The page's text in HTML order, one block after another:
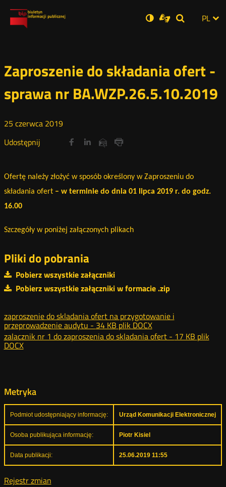
Ustawienia
Wersja
zwykła
Dla
niesłyszących
Otwórz Otwórz
Otwórz
Social PL
Zaproszenie do składania ofert -
sprawa nr BA.WZP.26.5.10.2019
25 czerwca 2019
Udostępnij
Udostępnij
Otwórz Udostępnij
na
OtwórzUdostępnij
na
OtwórzUdostępnij
przez
Ofertę należy złożyć w sposób określony w Zaproszeniu do
składania ofert– w terminie do dnia 01 lipca 2019 r. do godz.
16.00
Szczegóły w poniżej załączonych plikach
Pliki do pobrania
Pobierz wszystkie załączniki
Pobierz wszystkie załączniki w formacie .zip
zaproszenie do skladania ofert na przygotowanie i
przeprowadzenie audytu - 34 KB plik DOCX
zalacznik nr 1 do zaproszenia do skladania ofert - 17 KB plik
DOCX
Metryka
Podmiot udostępniający informację: Urząd Komunikacji Elektronicznej
Osoba publikująca informację: Piotr Kisiel
Data publikacji: 25.06.2019 11:55
Rejestr zmian